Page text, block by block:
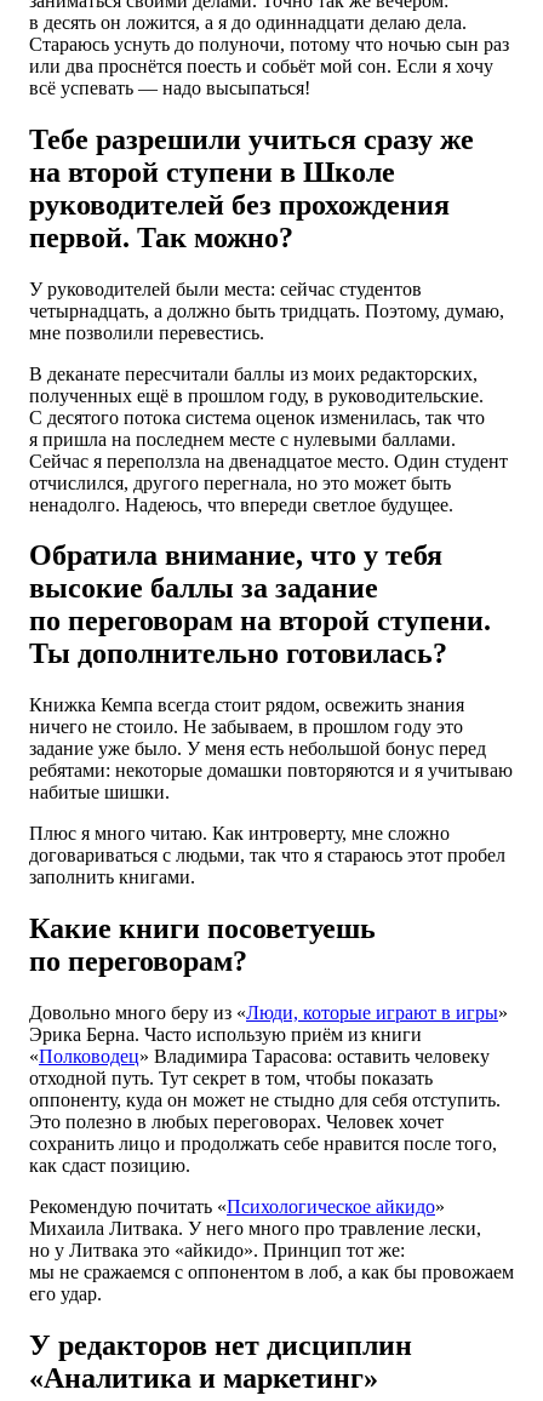
в десять он ложится, а я до одиннадцати делаю дела.
Стараюсь уснуть до полуночи, потому что ночью сын раз
или два проснётся поесть и собьёт мой сон. Если я хочу
всё успевать — надо высыпаться!
Тебе разрешили учиться сразу же
на второй ступени в Школе
руководителей без прохождения
первой. Так можно?
У руководителей были места: сейчас студентов
четырнадцать, а должно быть тридцать. Поэтому, думаю,
мне позволили перевестись.
В деканате пересчитали баллы из моих редакторских,
полученных ещё в прошлом году, в руководительские.
С десятого потока система оценок изменилась, так что
я пришла на последнем месте с нулевыми баллами.
Сейчас я переползла на двенадцатое место. Один студент
отчислился, другого перегнала, но это может быть
ненадолго. Надеюсь, что впереди светлое будущее.
Обратила внимание, что у тебя
высокие баллы за задание
по переговорам на второй ступени.
Ты дополнительно готовилась?
Книжка Кемпа всегда стоит рядом, освежить знания
ничего не стоило. Не забываем, в прошлом году это
задание уже было. У меня есть небольшой бонус перед
ребятами: некоторые домашки повторяются и я учитываю
набитые шишки.
Плюс я много читаю. Как интроверту, мне сложно
договариваться с людьми, так что я стараюсь этот пробел
заполнить книгами.
Какие книги посоветуешь
по переговорам?
Довольно много беру из «Люди, которые играют в игры»
Эрика Берна. Часто использую приём из книги
«Полководец» Владимира Тарасова: оставить человеку
отходной путь. Тут секрет в том, чтобы показать
оппоненту, куда он может не стыдно для себя отступить.
Это полезно в любых переговорах. Человек хочет
сохранить лицо и продолжать себе нравится после того,
как сдаст позицию.
Рекомендую почитать «Психологическое айкидо»
Михаила Литвака. У него много про травление лески,
но у Литвака это «айкидо». Принцип тот же:
мы не сражаемся с оппонентом в лоб, а как бы провожаем
его удар.
У редакторов нет дисциплин
«Аналитика и маркетинг»